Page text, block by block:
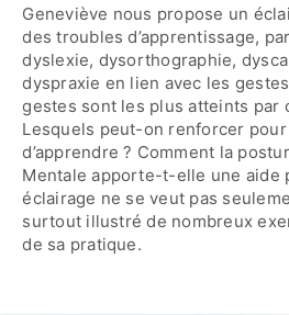
Geneviève nous propose un
des troubles d’apprentissage,
dyslexie, dysorthographie,
dyspraxie en lien avec les
gestes sont les plus atteints par
Lesquels peut-on renforcer
d’apprendre ? Comment la
Mentale apporte-t-elle une aide
éclairage ne se veut pas
surtout illustré de nombreux
de sa pratique.